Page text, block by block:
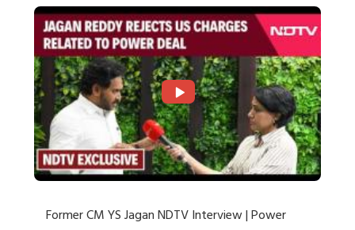
Former CM YS Jagan NDTV Interview | Power